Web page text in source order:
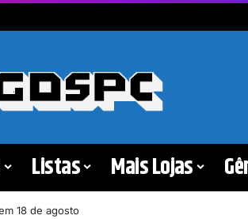
Listas Mais Lojas
18 de agosto